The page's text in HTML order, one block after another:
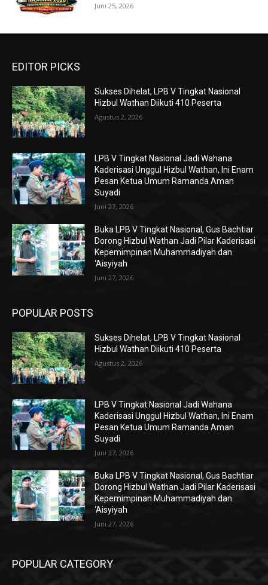
Juni 25, 2026
EDITOR PICKS
Sukses Dihelat, LPB V Tingkat Nasional
Hizbul Wathan Diikuti 410 Peserta
Agustus 2, 2026
LPB V Tingkat Nasional Jadi Wahana
Kaderisasi Unggul Hizbul Wathan, Ini Enam
Pesan Ketua Umum Ramanda Aman
Suyadi
Juni 27, 2026
Buka LPB V Tingkat Nasional, Gus Bachtiar
Dorong Hizbul Wathan Jadi Pilar Kaderisasi
Kepemimpinan Muhammadiyah dan
‘Aisyiyah
Juni 27, 2026
POPULAR POSTS
Sukses Dihelat, LPB V Tingkat Nasional
Hizbul Wathan Diikuti 410 Peserta
Agustus 2, 2026
LPB V Tingkat Nasional Jadi Wahana
Kaderisasi Unggul Hizbul Wathan, Ini Enam
Pesan Ketua Umum Ramanda Aman
Suyadi
Juni 27, 2026
Buka LPB V Tingkat Nasional, Gus Bachtiar
Dorong Hizbul Wathan Jadi Pilar Kaderisasi
Kepemimpinan Muhammadiyah dan
‘Aisyiyah
Juni 27, 2026
POPULAR CATEGORY